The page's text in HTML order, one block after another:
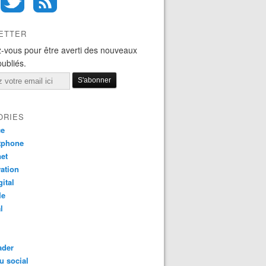
vous pour être averti des nouveaux
social